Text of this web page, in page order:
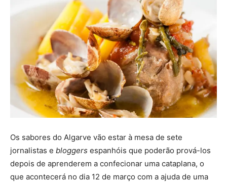
Os sabores do Algarve vão estar à mesa de sete
jornalistas e bloggers espanhóis que poderão prová-los
depois de aprenderem a confecionar uma cataplana, o
que acontecerá no dia 12 de março com a ajuda de uma